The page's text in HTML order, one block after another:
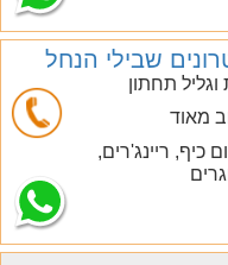
שבילי הנחל
תחתון
מאוד
כיף, ריינג'רים,
חייג